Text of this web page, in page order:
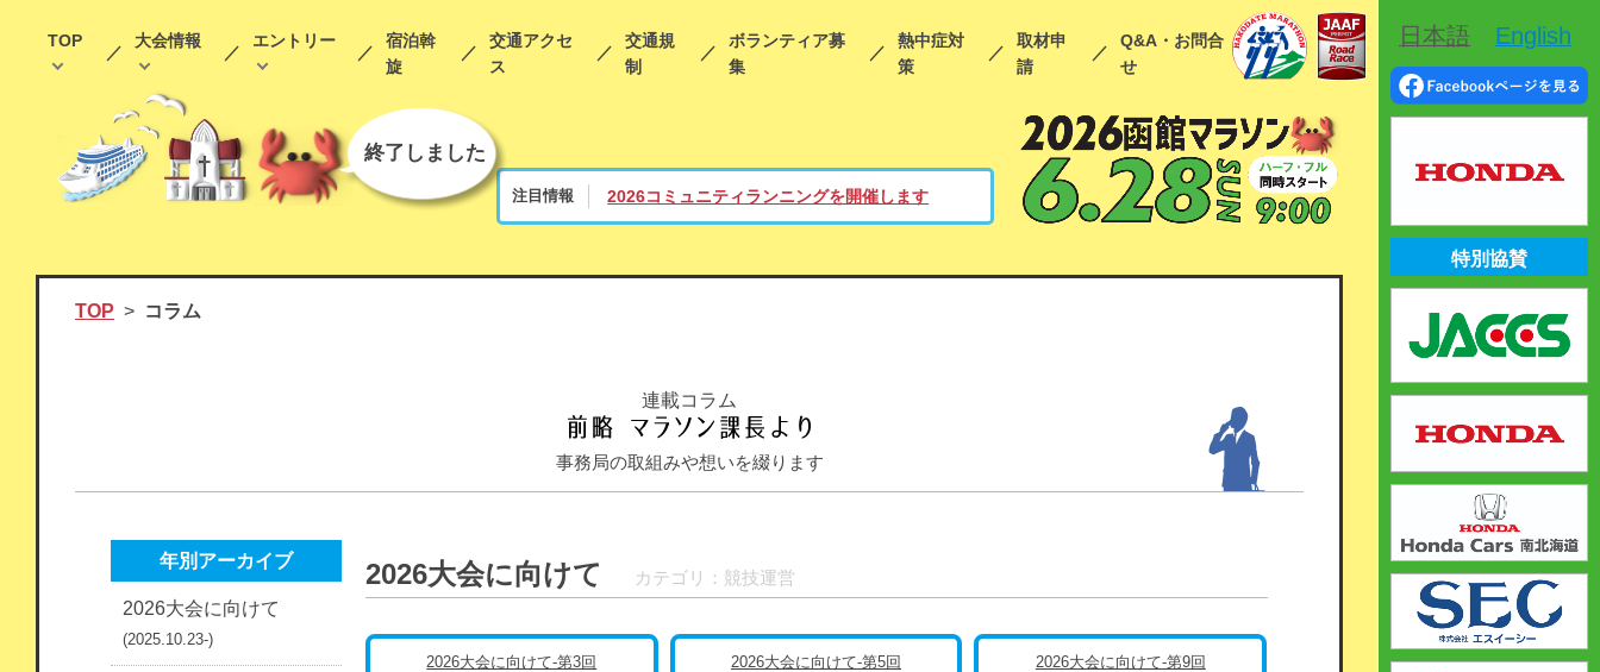
TOP 大会情報 エントリー
宿泊斡
旋
交通アクセ
ス
交通規
制
ボランティア募
集
熱中症対
策
取材申
請
Q&A・お問合
せ
注目情報 2026コミュニティランニングを開催します
終了しました
TOP コラム
連載コラム
事務局の取組みや想いを綴ります
2026大会に向けて カテゴリ：競技運営
2026大会に向けて-第3回
2026大会に向けて-第5回
2026大会に向けて-第9回
年別アーカイブ
2026大会に向けて
(2025.10.23-)
日本語 English
特別協賛